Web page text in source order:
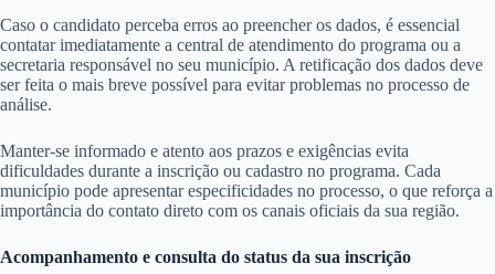
Caso o candidato perceba erros ao preencher os dados, é essencial
contatar imediatamente a central de atendimento do programa ou a
secretaria responsável no seu município. A retificação dos dados deve
ser feita o mais breve possível para evitar problemas no processo de
análise.
Manter-se informado e atento aos prazos e exigências evita
dificuldades durante a inscrição ou cadastro no programa. Cada
município pode apresentar especificidades no processo, o que reforça a
importância do contato direto com os canais oficiais da sua região.
Acompanhamento e consulta do status da sua inscrição